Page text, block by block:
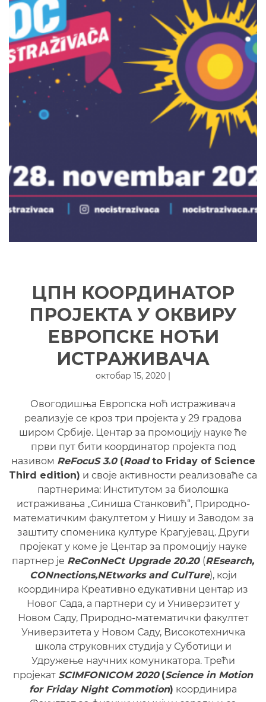
ЦПН КООРДИНАТОР
ПРОЈЕКТА У ОКВИРУ
ЕВРОПСКЕ НОЋИ
ИСТРАЖИВАЧА
октобар 15, 2020 |
Овогодишња Европска ноћ истраживача
реализује се кроз три пројекта у 29 градова
широм Србије. Центар за промоцију науке ће
први пут бити координатор пројекта под
називом ReFocuS 3.0(Roadto Friday of Science
Third edition) и своје активности реализоваће са
партнерима: Институтом за биолошка
истраживања „Синиша Станковић“, Природно-
математичким факултетом у Нишу и Заводом за
заштиту споменика културе Крагујевац. Други
пројекат у коме је Центар за промоцију науке
партнер је ReConNeCt Upgrade 20.20 (REsearch,
CONnections,NEtworks and CulTure), који
координира Креативно едукативни центар из
Новог Сада, а партнери су и Универзитет у
Новом Саду, Природно-математички факултет
Универзитета у Новом Саду, Високотехничка
школа струковних студија у Суботици и
Удружење научних комуникатора. Трећи
пројекат SCIMFONICOM 2020 (Science in Motion
for Friday Night Commotion) координира